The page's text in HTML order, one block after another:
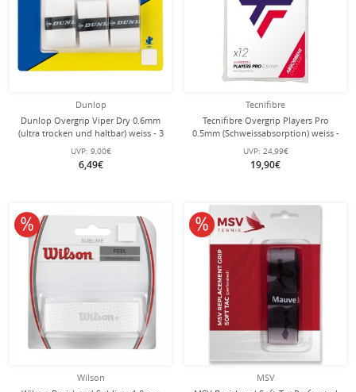
Dunlop
Dunlop Overgrip Viper Dry 0.6mm
(ultra trocken und haltbar) weiss - 3
Stück
UVP: 9,00€
6,49€
Tecnifibre
Tecnifibre Overgrip Players Pro
0.5mm (Schweissabsorption) weiss -
12er Zip Beutel
UVP: 24,99€
19,90€
Wilson
10% reduziert
MSV
10% reduziert